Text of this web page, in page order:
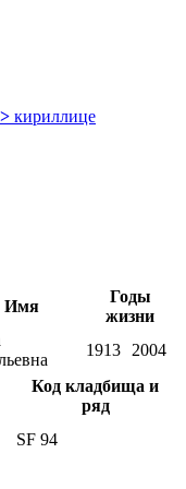
> кириллице
Имя
Годы
жизни
1913 2004
Код кладбища и
ряд
SF 94